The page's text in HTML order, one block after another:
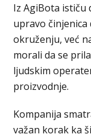
Iz AgiBota ističu
upravo
okruženju, već
morali da se
ljudskim
proizvodnje.
Kompanija
važan korak ka